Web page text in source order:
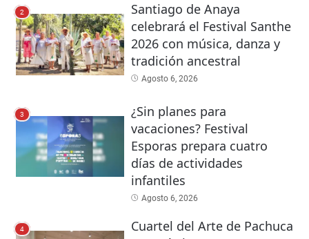
2
Santiago de Anaya
celebrará el Festival Santhe
2026 con música, danza y
tradición ancestral
Agosto 6, 2026
3
¿Sin planes para
vacaciones? Festival
Esporas prepara cuatro
días de actividades
infantiles
Agosto 6, 2026
4
Cuartel del Arte de Pachuca